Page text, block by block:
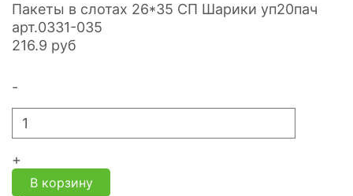
Пакеты в слотах 26*35 СП Шарики уп20пач
арт.0331-035
216.9 руб
-
+
В корзину